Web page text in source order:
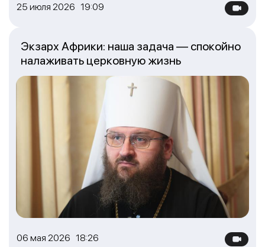
25 июля 2026 19:09
06 мая 2026 18:26
Экзарх Африки: наша задача — спокойно
налаживать церковную жизнь